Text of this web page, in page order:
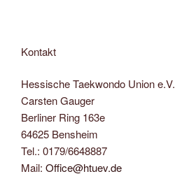
Kontakt
Hessische Taekwondo Union e.V.
Carsten Gauger
Berliner Ring 163e
64625 Bensheim
Tel.: 0179/6648887
Mail: Office@htuev.de